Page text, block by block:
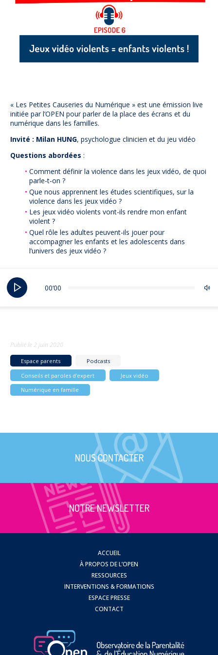
NUAJE : NUmérique et Appropriation par la Jeunesse
Parents Sentinelles des écrans
ligne
Espace presse
« Les Petites Causeries du Numérique » est une émission live
initiée par l’OPEN pour parler de la place des écrans et du
numérique dans les familles.
Invité : Milan HUNG, psychologue clinicien et du jeu vidéo
Questions abordées :
Comment définir la violence dans les jeux vidéo, de quoi
parle-t-on ?
Que nous apprennent les études scientifiques, sur la
violence dans les jeux vidéo ?
Les jeux vidéo violents vont-ils rendre mon enfant
violent ?
Quel rôle les adultes peuvent-ils jouer pour
accompagner les enfants et les adolescents dans
l’univers des jeux vidéo ?
00‘00
Publié le2 juin 2020
Espace parents
Podcasts
Conseils et paroles d'expert
Jeux vidéo
Numérique en famille
NOUS CONTACTER
NOTRE NEWSLETTER
ACCUEIL
À PROPOS DE L’OPEN
RESSOURCES
INTERVENTIONS & FORMATIONS
ESPACE PRESSE
CONTACT